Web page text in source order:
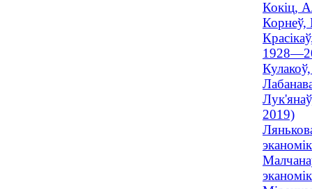
Кокіц,
Корнеў,
2019)